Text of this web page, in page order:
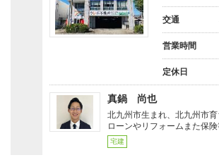
交通
営業時間
定休日
真鍋 尚也
北九州市生まれ、北九州市
ローンやリフォームまた保
宅建